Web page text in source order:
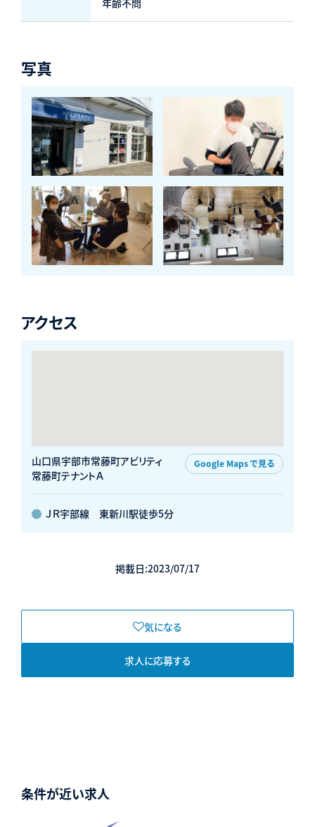
年齢不問
写真
アクセス
山口県宇部市常藤町アビリティ
常藤町テナントＡ
Google Maps で見る
ＪＲ宇部線 東新川駅徒歩5分
掲載日:2023/07/17
気になる
求人に応募する
条件が近い求人